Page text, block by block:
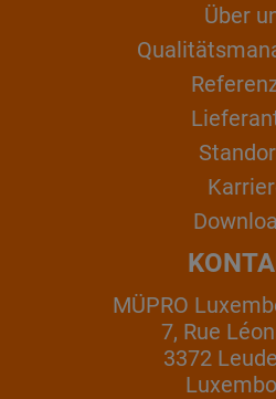
Über
MÜPRO
7, Rue
3372